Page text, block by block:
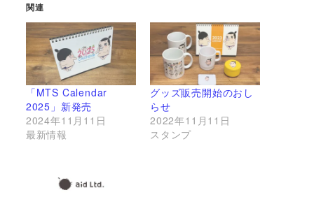
関連
「MTS Calendar
2025」新発売
2024年11月11日
最新情報
グッズ販売開始のおし
らせ
2022年11月11日
スタンプ